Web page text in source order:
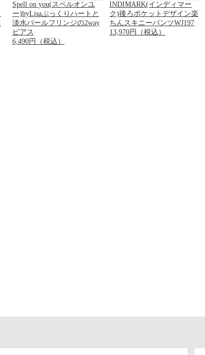
Spell on you(スペルオンユ
ー)byLisaぷっくりハートと
淡水パールフリンジの2way
ピアス
6,490円（税込）
INDIMARK(インディマー
ク)後ろポケットデザイン楽
ちんスキニーパンツWJ197
13,970円（税込）